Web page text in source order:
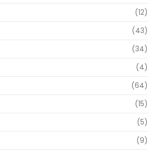
(12)
(43)
(34)
(4)
(64)
(15)
(5)
(9)